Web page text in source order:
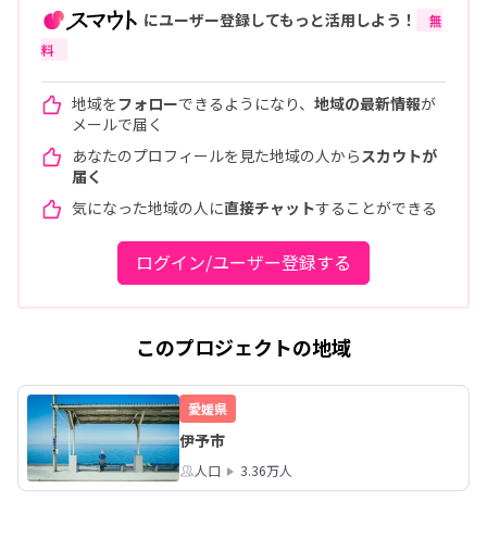
にユーザー登録してもっと活用しよう！
無
料
地域をフォローできるようになり、 地域の最新情報が
メールで届く
あなたのプロフィールを見た地域の人から スカウトが
届く
気になった地域の人に直接チャットすることができる
ログイン/ユーザー登録する
このプロジェクトの地域
愛媛県
伊予市
人口 3.36万人